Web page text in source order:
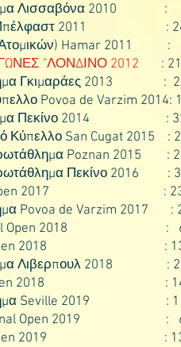
Λισσαβόνα 2010 :
Μπέλφαστ 2011 : 26ος
(Ατομικών) Hamar 2011 :
"ΛΟΝΔΙΝΟ 2012
:
Γκιμαράες 2013 :
Povoa de Varzim
Πεκίνο 2014 :
Κύπελλο San Cugat 2015 :
Poznan 2015 :
Πεκίνο 2016 :
Open 2017 : 23ος
Povoa de Varzim 2017 :
Open 2018 : 6ος
Open 2018 : 13ος
Λιβερπουλ 2018 :
Open 2018 : 14ος
Seville 2019 : 11ος
Open 2019 : 6ος
Open 2019 : 13ος